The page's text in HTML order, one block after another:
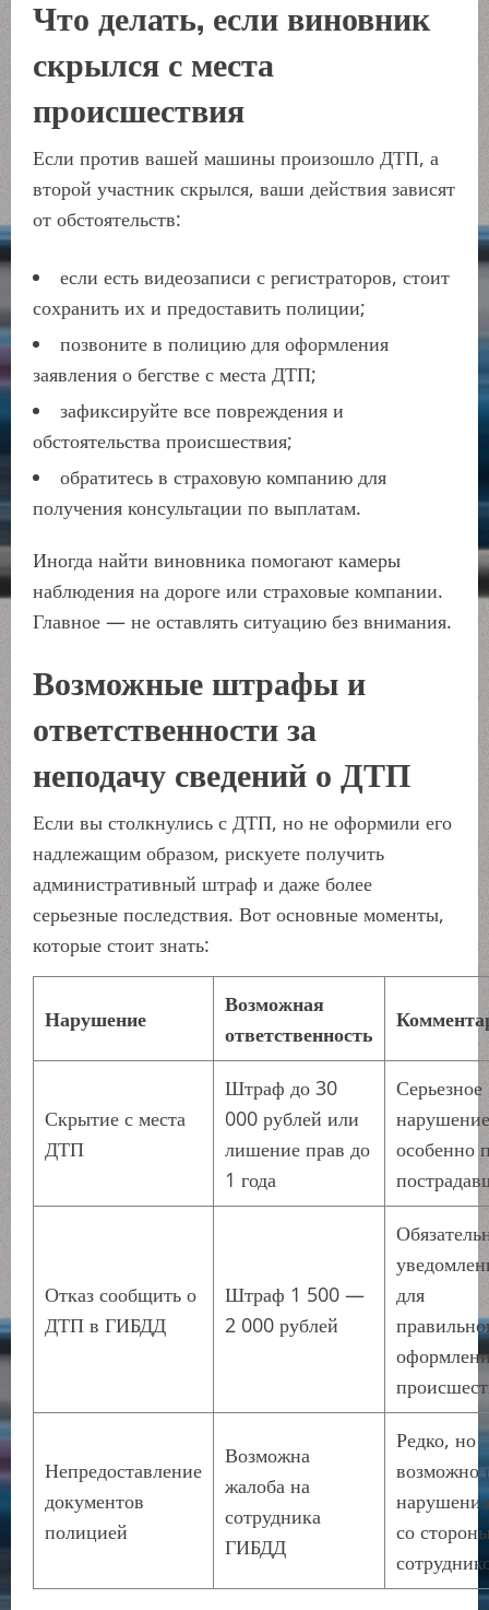
Что делать, если виновник
скрылся с места
происшествия
Если против вашей машины произошло ДТП, а
второй участник скрылся, ваши действия зависят
от обстоятельств:
если есть видеозаписи с регистраторов, стоит
сохранить их и предоставить полиции;
позвоните в полицию для оформления
заявления о бегстве с места ДТП;
зафиксируйте все повреждения и
обстоятельства происшествия;
обратитесь в страховую компанию для
получения консультации по выплатам.
Иногда найти виновника помогают камеры
наблюдения на дороге или страховые компании.
Главное — не оставлять ситуацию без внимания.
Возможные штрафы и
ответственности за
неподачу сведений о ДТП
Если вы столкнулись с ДТП, но не оформили его
надлежащим образом, рискуете получить
административный штраф и даже более
серьезные последствия. Вот основные моменты,
которые стоит знать:
Нарушение
Возможная
ответственность
Скрытие с места
ДТП
Штраф до 30
000 рублей или
лишение прав до
1 года
Серьезное
особенно
Отказ сообщить о
ДТП в ГИБДД
Штраф 1 500 —
2 000 рублей
для
Непредоставление
документов
полицией
Возможна
жалоба на
сотрудника
ГИБДД
Редко, но
возможно
со